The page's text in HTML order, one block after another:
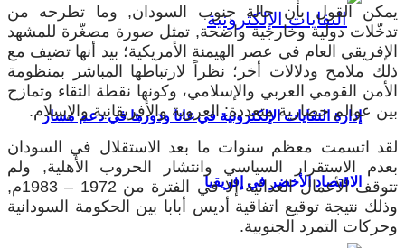
إدارة النفايات الإلكترونية في غانا ودورها في دعم مسار
الاقتصاد الأخضر في إفريقيا
يمكن القول بأن حالة جنوب السودان, وما تطرحه من
تدخّلات دولية وخارجية واضحة, تمثل صورة مصغّرة للمشهد
الإفريقي العام في عصر الهيمنة الأمريكية؛ بيد أنها تضيف مع
ذلك ملامح ودلالات أخر؛ نظراً لارتباطها المباشر بمنظومة
الأمن القومي العربي والإسلامي، وكونها نقطة التقاء وتمازج
بين عوالم حضارية متعددة: العروبة والأفريقانية والإسلام.
لقد اتسمت معظم سنوات ما بعد الاستقلال في السودان
بعدم الاستقرار السياسي وانتشار الحروب الأهلية, ولم
تتوقف الأعمال العدائية إلا في الفترة من 1972 – 1983م,
وذلك نتيجة توقيع اتفاقية أديس أبابا بين الحكومة السودانية
وحركات التمرد الجنوبية.